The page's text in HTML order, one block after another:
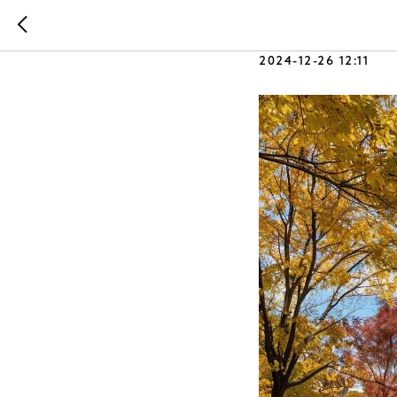
Опрос
2024-12-26 12:11